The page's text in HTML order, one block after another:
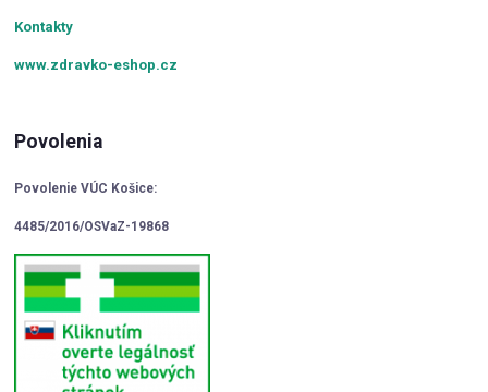
Kontakty
www.zdravko-eshop.cz
Povolenia
Povolenie VÚC Košice:
4485/2016/OSVaZ-19868